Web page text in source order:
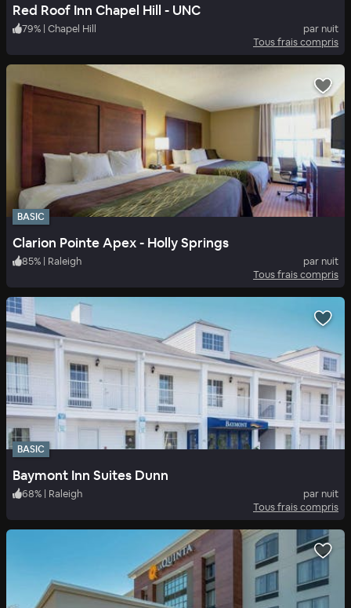
Red Roof Inn Chapel Hill - UNC
79% | Chapel Hill
par nuit
Tous frais compris
BASIC
Clarion Pointe Apex - Holly Springs
85% | Raleigh
par nuit
Tous frais compris
BASIC
Baymont Inn Suites Dunn
68% | Raleigh
par nuit
Tous frais compris